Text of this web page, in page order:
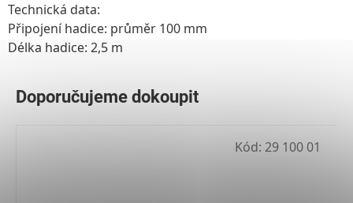
Technická data:
Připojení hadice: průměr 100 mm
Délka hadice: 2,5 m
Kód: 29 100 01